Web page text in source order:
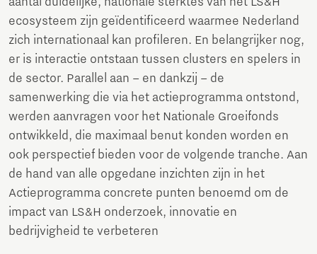
ecosysteem zijn geïdentificeerd waarmee Nederland
zich internationaal kan profileren. En belangrijker nog,
er is interactie ontstaan tussen clusters en spelers in
de sector. Parallel aan – en dankzij – de
samenwerking die via het actieprogramma ontstond,
werden aanvragen voor het Nationale Groeifonds
ontwikkeld, die maximaal benut konden worden en
ook perspectief bieden voor de volgende tranche. Aan
de hand van alle opgedane inzichten zijn in het
Actieprogramma concrete punten benoemd om de
impact van LS&H onderzoek, innovatie en
bedrijvigheid te verbeteren